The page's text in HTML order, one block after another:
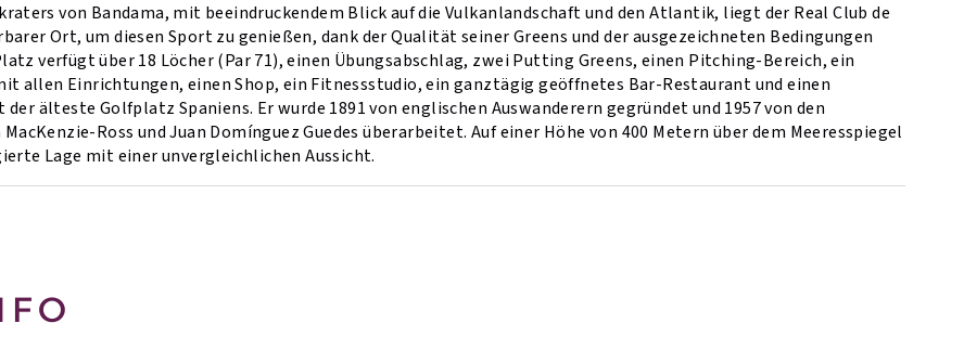
von Bandama, mit beeindruckendem Blick auf die Vulkanlandschaft und den Atlantik, liegt der Real Club de
Ort, um diesen Sport zu genießen, dank der Qualität seiner Greens und der ausgezeichneten Bedingungen
verfügt über 18 Löcher (Par 71), einen Übungsabschlag, zwei Putting Greens, einen Pitching-Bereich, ein
allen Einrichtungen, einen Shop, ein Fitnessstudio, ein ganztägig geöffnetes Bar-Restaurant und einen
der älteste Golfplatz Spaniens. Er wurde 1891 von englischen Auswanderern gegründet und 1957 von den
Ross und Juan Domínguez Guedes überarbeitet. Auf einer Höhe von 400 Metern über dem Meeresspiegel
Lage mit einer unvergleichlichen Aussicht.